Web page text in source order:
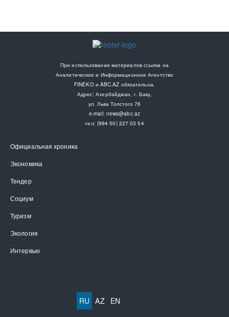
При использовании материалов ссылка на
Аналитическое и Информационное Агентство
FINEKO и ABC.AZ обязательна.
Адрес: Азербайджан, г. Баку,
ул. Льва Толстого 76
e-mail: news@abc.az
тел: (994 50) 227 03 54
Официальная хроника
Экономика
Тендер
Социум
Туризм
Экология
Интервью
RU AZ EN